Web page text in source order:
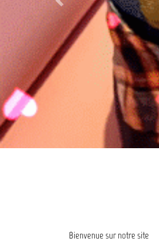
Previous
Bienvenue sur notre site